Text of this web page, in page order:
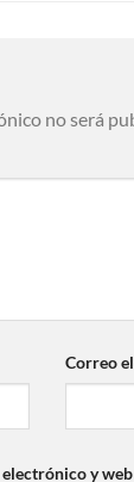
no será
Correo
y